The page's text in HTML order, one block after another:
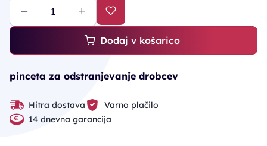
Dodaj v košarico
pinceta za odstranjevanje drobcev
Hitra dostava
Varno plačilo
14 dnevna garancija